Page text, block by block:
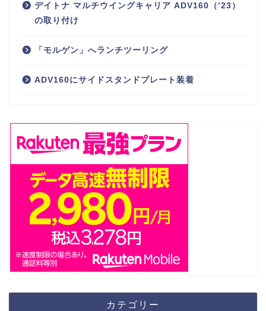
デイトナ マルチウイングキャリア ADV160（’23）
の取り付け
「モルゲン」へランチツーリング
ADV160にサイドスタンドプレート装着
カテゴリー